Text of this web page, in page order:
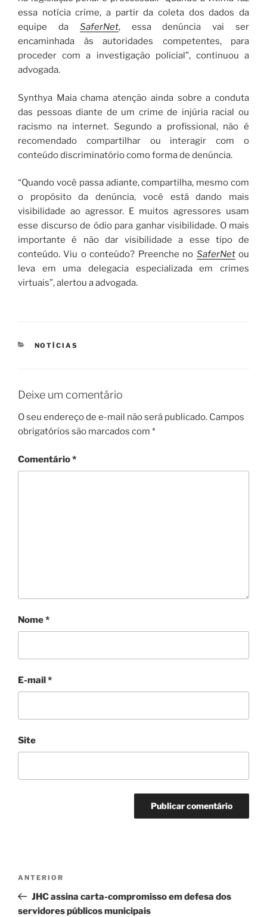
essa notícia crime, a partir da coleta dos dados da
equipe da SaferNet, essa denúncia vai ser
encaminhada às autoridades competentes, para
proceder com a investigação policial”, continuou a
advogada.
Synthya Maia chama atenção ainda sobre a conduta
das pessoas diante de um crime de injúria racial ou
racismo na internet. Segundo a profissional, não é
recomendado compartilhar ou interagir com o
conteúdo discriminatório como forma de denúncia.
“Quando você passa adiante, compartilha, mesmo com
o propósito da denúncia, você está dando mais
visibilidade ao agressor. E muitos agressores usam
esse discurso de ódio para ganhar visibilidade. O mais
importante é não dar visibilidade a esse tipo de
conteúdo. Viu o conteúdo? Preenche no SaferNetou
leva em uma delegacia especializada em crimes
virtuais”, alertou a advogada.
CATEGORIAS
NOTÍCIAS
Deixe um comentário
O seu endereço de e-mail não será publicado. Campos
obrigatórios são marcados com *
Comentário*
Nome*
E-mail*
Site
Post
Post
anterior
ANTERIOR
JHC assina carta-compromisso em defesa dos
servidores públicos municipais